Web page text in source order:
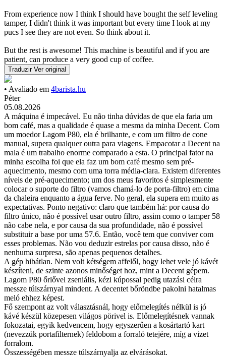
From experience now I think I should have bought the self leveling
tamper, I didn't think it was important but every time I look at my
pucs I see they are not even. So think about it.
But the rest is awesome! This machine is beautiful and if you are
patient, can produce a very good cup of coffee.
Traduzir Ver original
• Avaliado em 4barista.hu
Péter
05.08.2026
A máquina é impecável. Eu não tinha dúvidas de que ela faria um
bom café, mas a qualidade é quase a mesma da minha Decent. Com
um moedor Lagom P80, ela é brilhante, e com um filtro de cone
manual, supera qualquer outra para viagens. Empacotar a Decent na
mala é um trabalho enorme comparado a esta. O principal fator na
minha escolha foi que ela faz um bom café mesmo sem pré-
aquecimento, mesmo com uma torra média-clara. Existem diferentes
níveis de pré-aquecimento; um dos meus favoritos é simplesmente
colocar o suporte do filtro (vamos chamá-lo de porta-filtro) em cima
da chaleira enquanto a água ferve. No geral, ela supera em muito as
expectativas. Ponto negativo: claro que também há: por causa do
filtro único, não é possível usar outro filtro, assim como o tamper 58
não cabe nela, e por causa da sua profundidade, não é possível
substituir a base por uma 57.6. Então, você tem que conviver com
esses problemas. Não vou deduzir estrelas por causa disso, não é
nenhuma surpresa, são apenas pequenos detalhes.
A gép hibátlan. Nem volt kétségem affelől, hogy lehet vele jó kávét
készíteni, de szinte azonos minőséget hoz, mint a Decent gépem.
Lagom P80 őrlővel zseniális, kézi kúpossal pedig utazási célra
messze túlszárnyal mindent. A decentet bőröndbe pakolni hatalmas
meló ehhez képest.
Fő szempont az volt választásnál, hogy előmelegítés nélkül is jó
kávé készül közepesen világos pörivel is. Előmelegítésnek vannak
fokozatai, egyik kedvencem, hogy egyszerűen a kosártartó kart
(nevezzük portafilternek) feldobom a forraló tetejére, míg a vizet
forralom.
Összességében messze túlszárnyalja az elvárásokat.